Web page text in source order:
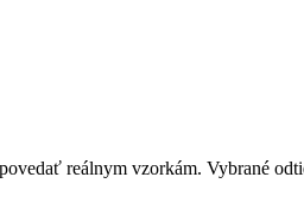
reálnym vzorkám. Vybrané